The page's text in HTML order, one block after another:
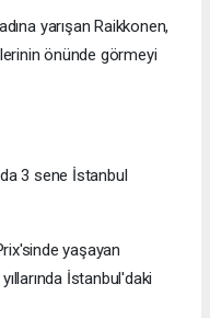
yarışan Raikkonen,
önünde görmeyi
3 sene İstanbul
yaşayan
İstanbul'daki